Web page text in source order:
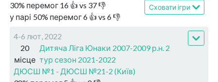
30% перемог 16 👍 vs 37👎
у парі 50% перемог6 👍 vs 6👎
Сховати ігри
4-6 лют, 2022
20
місце
Дитяча Ліга Юнаки 2007-2009 р.н. 2
тур сезон 2021-2022
ДЮСШ №1 - ДЮСШ №21-2 (Київ)